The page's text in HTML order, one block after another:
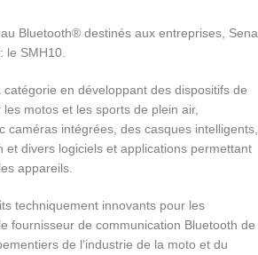
Bluetooth® destinés aux entreprises, Sena
SMH10.
en développant des dispositifs de
motos et les sports de plein air,
caméras intégrées, des casques intelligents,
et divers logiciels et applications permettant
appareils.
techniquement innovants pour les
fournisseur de communication Bluetooth de
de l’industrie de la moto et du